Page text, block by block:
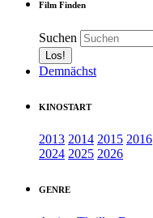
Film Finden
Suchen
Demnächst
KINOSTART
2013 2014 2015 2016
2024 2025 2026
GENRE